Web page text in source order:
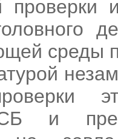
среды
и